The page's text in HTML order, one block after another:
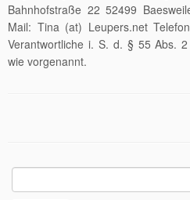
Bahnhofstraße 22 52499
Mail: Tina (at) Leupers.net
Verantwortliche i. S. d. § 55 Abs.
wie vorgenannt.
nach: